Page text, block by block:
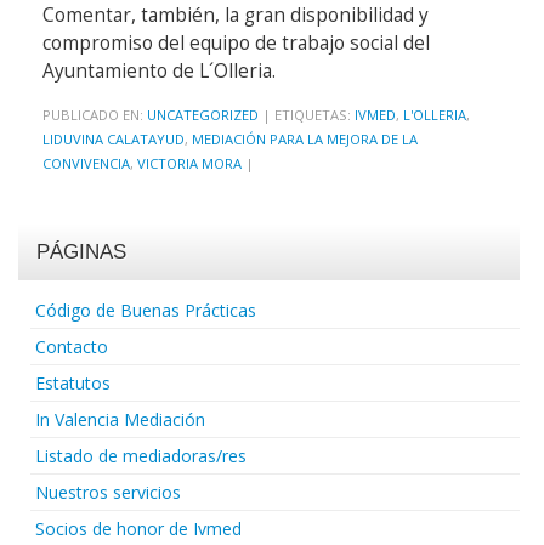
Comentar, también, la gran disponibilidad y
compromiso del equipo de trabajo social del
Ayuntamiento de L´Olleria.
PUBLICADO EN: UNCATEGORIZED | ETIQUETAS: IVMED, L'OLLERIA,
LIDUVINA CALATAYUD, MEDIACIÓN PARA LA MEJORA DE LA
CONVIVENCIA, VICTORIA MORA |
PÁGINAS
Código de Buenas Prácticas
Contacto
Estatutos
In Valencia Mediación
Listado de mediadoras/res
Nuestros servicios
Socios de honor de Ivmed